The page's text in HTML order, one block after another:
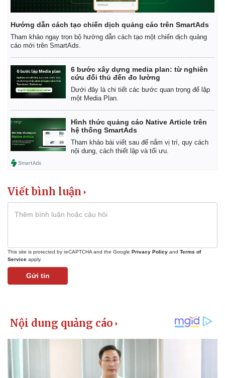
Khởi nghiệp
Tiêu dùng
Chứng khoán
Hướng dẫn cách tạo chiến dịch quảng cáo trên SmartAds
Tham khảo ngay trọn bộ hướng dẫn cách tạo một chiến dịch quảng
cáo mới trên SmartAds.
6 bước xây dựng media plan: từ nghiên
cứu đối thủ đến đo lường
Dưới đây là chi tiết các bước quan trọng để lập
một Media Plan.
Hình thức quảng cáo Native Article trên
hệ thống SmartAds
Tham khảo bài viết sau để nắm vị trí, quy cách
nội dung, cách thiết lập và tối ưu.
Viết bình luận
This site is protected by reCAPTCHA and the Google Privacy Policy and Terms of
Service apply.
Gửi tin